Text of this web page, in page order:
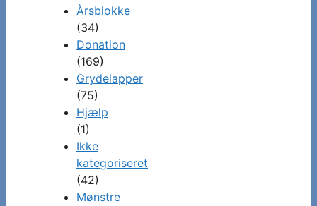
Årsblokke
(34)
Donation
(169)
Grydelapper
(75)
Hjælp
(1)
Ikke
kategoriseret
(42)
Mønstre